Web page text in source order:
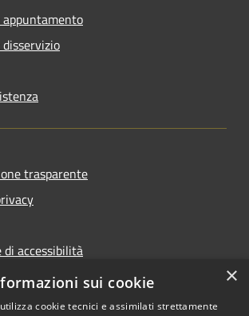
trasparente
di accessibilità
×
sui cookie
cookie tecnici e assimilati strettamente